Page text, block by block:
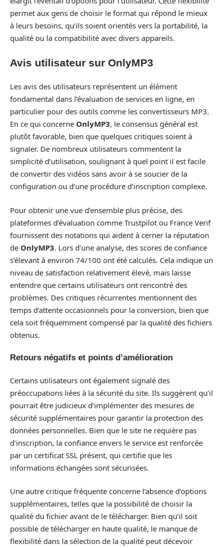
permet aux gens de choisir le format qui répond le mieux
à leurs besoins, qu’ils soient orientés vers la portabilité, la
qualité ou la compatibilité avec divers appareils.
Avis utilisateur sur OnlyMP3
Les avis des utilisateurs représentent un élément
fondamental dans l’évaluation de services en ligne, en
particulier pour des outils comme les convertisseurs MP3.
En ce qui concerne OnlyMP3, le consensus général est
plutôt favorable, bien que quelques critiques soient à
signaler. De nombreux utilisateurs commentent la
simplicité d’utilisation, soulignant à quel point il est facile
de convertir des vidéos sans avoir à se soucier de la
configuration ou d’une procédure d’inscription complexe.
Pour obtenir une vue d’ensemble plus précise, des
plateformes d’évaluation comme Trustpilot ou France Verif
fournissent des notations qui aident à cerner la réputation
de OnlyMP3. Lors d’une analyse, des scores de confiance
s’élevant à environ 74/100 ont été calculés. Cela indique un
niveau de satisfaction relativement élevé, mais laisse
entendre que certains utilisateurs ont rencontré des
problèmes. Des critiques récurrentes mentionnent des
temps d’attente occasionnels pour la conversion, bien que
cela soit fréquemment compensé par la qualité des fichiers
obtenus.
Retours négatifs et points d’amélioration
Certains utilisateurs ont également signalé des
préoccupations liées à la sécurité du site. Ils suggèrent qu’il
pourrait être judicieux d’implémenter des mesures de
sécurité supplémentaires pour garantir la protection des
données personnelles. Bien que le site ne requière pas
d’inscription, la confiance envers le service est renforcée
par un certificat SSL présent, qui certifie que les
informations échangées sont sécurisées.
Une autre critique fréquente concerne l’absence d’options
supplémentaires, telles que la possibilité de choisir la
qualité du fichier avant de le télécharger. Bien qu’il soit
possible de télécharger en haute qualité, le manque de
flexibilité dans la sélection de la qualité peut décevoir